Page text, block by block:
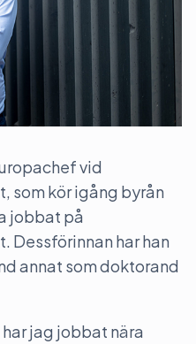
vid
som kör igång byrån
jobbat på
har han
annat som doktorand
jag jobbat nära